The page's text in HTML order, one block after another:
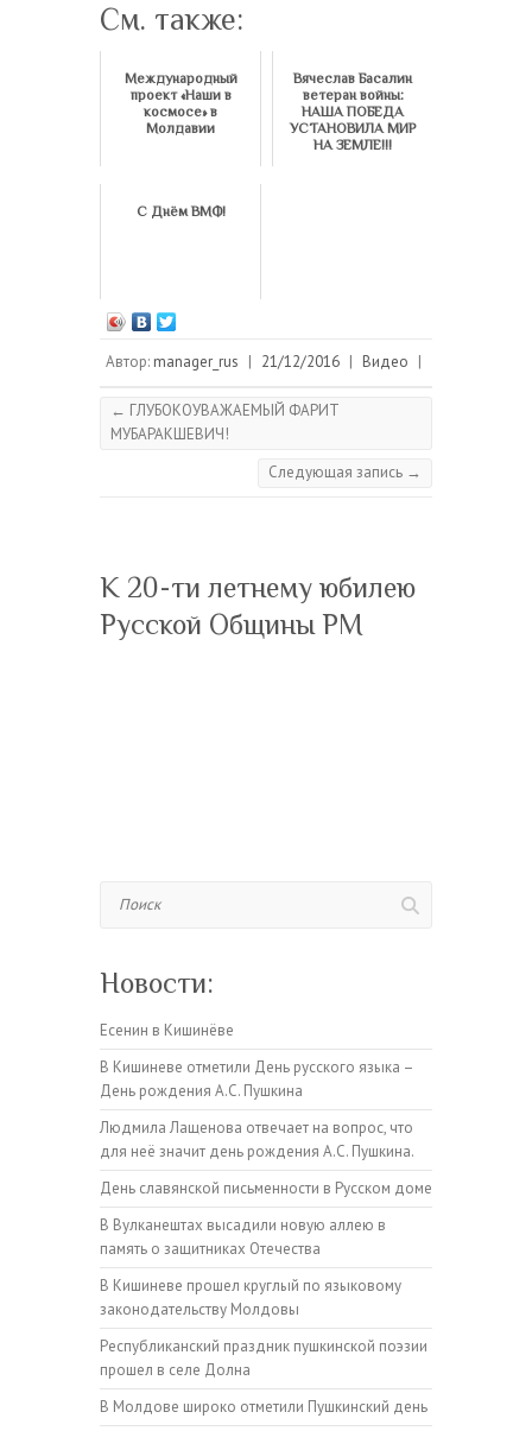
См. также:
Международный
проект «Наши в
космосе» в
Молдавии
Вячеслав Басалин
ветеран войны:
НАША ПОБЕДА
УСТАНОВИЛА МИР
НА ЗЕМЛЕ!!!
С Днём ВМФ!
Автор: manager_rus | 21/12/2016 | Видео |
← ГЛУБОКОУВАЖАЕМЫЙ ФАРИТ
МУБАРАКШЕВИЧ!
Следующая запись →
К 20-ти летнему юбилею
Русской Общины РМ
Новости:
Есенин в Кишинёве
В Кишиневе отметили День русского языка –
День рождения А.С. Пушкина
Людмила Лащенова отвечает на вопрос, что
для неё значит день рождения А.С. Пушкина.
День славянской письменности в Русском доме
В Вулканештах высадили новую аллею в
память о защитниках Отечества
В Кишиневе прошел круглый по языковому
законодательству Молдовы
Республиканский праздник пушкинской поэзии
прошел в селе Долна
В Молдове широко отметили Пушкинский день